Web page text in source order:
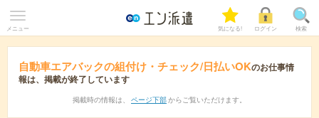
メニュー 気になる! ログイン 検索
自動車エアバックの組付け・チェック/日払いOKのお仕事情
報は、掲載が終了しています
掲載時の情報は、 ページ下部 からご覧いただけます。